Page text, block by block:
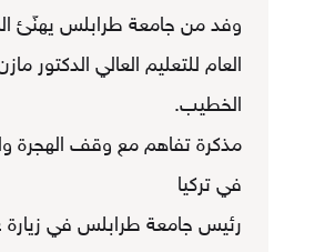
وفد من جامعة طرابلس يهنّئ
العام للتعليم العالي الدكتور
الخطيب.
مذكرة تفاهم مع وقف الهجرة
في تركيا
رئيس جامعة طرابلس في زيارة